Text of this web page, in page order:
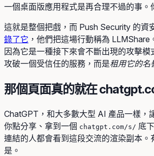
一個桌面版應用程式是再合理不過的事。
這就是整個把戲，而 Push Security 的資
錄了它 ，他們把這場行動稱為 LLMShare
因為它是一種接下來會不斷出現的攻擊模
攻破一個受信任的服務，而是租用它的名
那個頁面真的就在
ChatGPT，和大多數大型 AI 產品一樣，
你點分享、拿到一個 chatgpt.com/s/ 底
連結的人都會看到這段交流的渲染副本。
是。